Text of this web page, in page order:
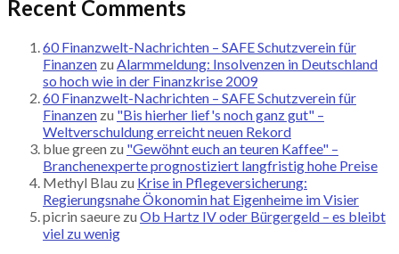
Recent Comments
60 Finanzwelt-Nachrichten – SAFE Schutzverein für
Finanzen zu Alarmmeldung: Insolvenzen in Deutschland
so hoch wie in der Finanzkrise 2009
60 Finanzwelt-Nachrichten – SAFE Schutzverein für
Finanzen zu "Bis hierher lief's noch ganz gut" –
Weltverschuldung erreicht neuen Rekord
blue green zu "Gewöhnt euch an teuren Kaffee" –
Branchenexperte prognostiziert langfristig hohe Preise
Methyl Blau zu Krise in Pflegeversicherung:
Regierungsnahe Ökonomin hat Eigenheime im Visier
picrin saeure zu Ob Hartz IV oder Bürgergeld – es bleibt
viel zu wenig